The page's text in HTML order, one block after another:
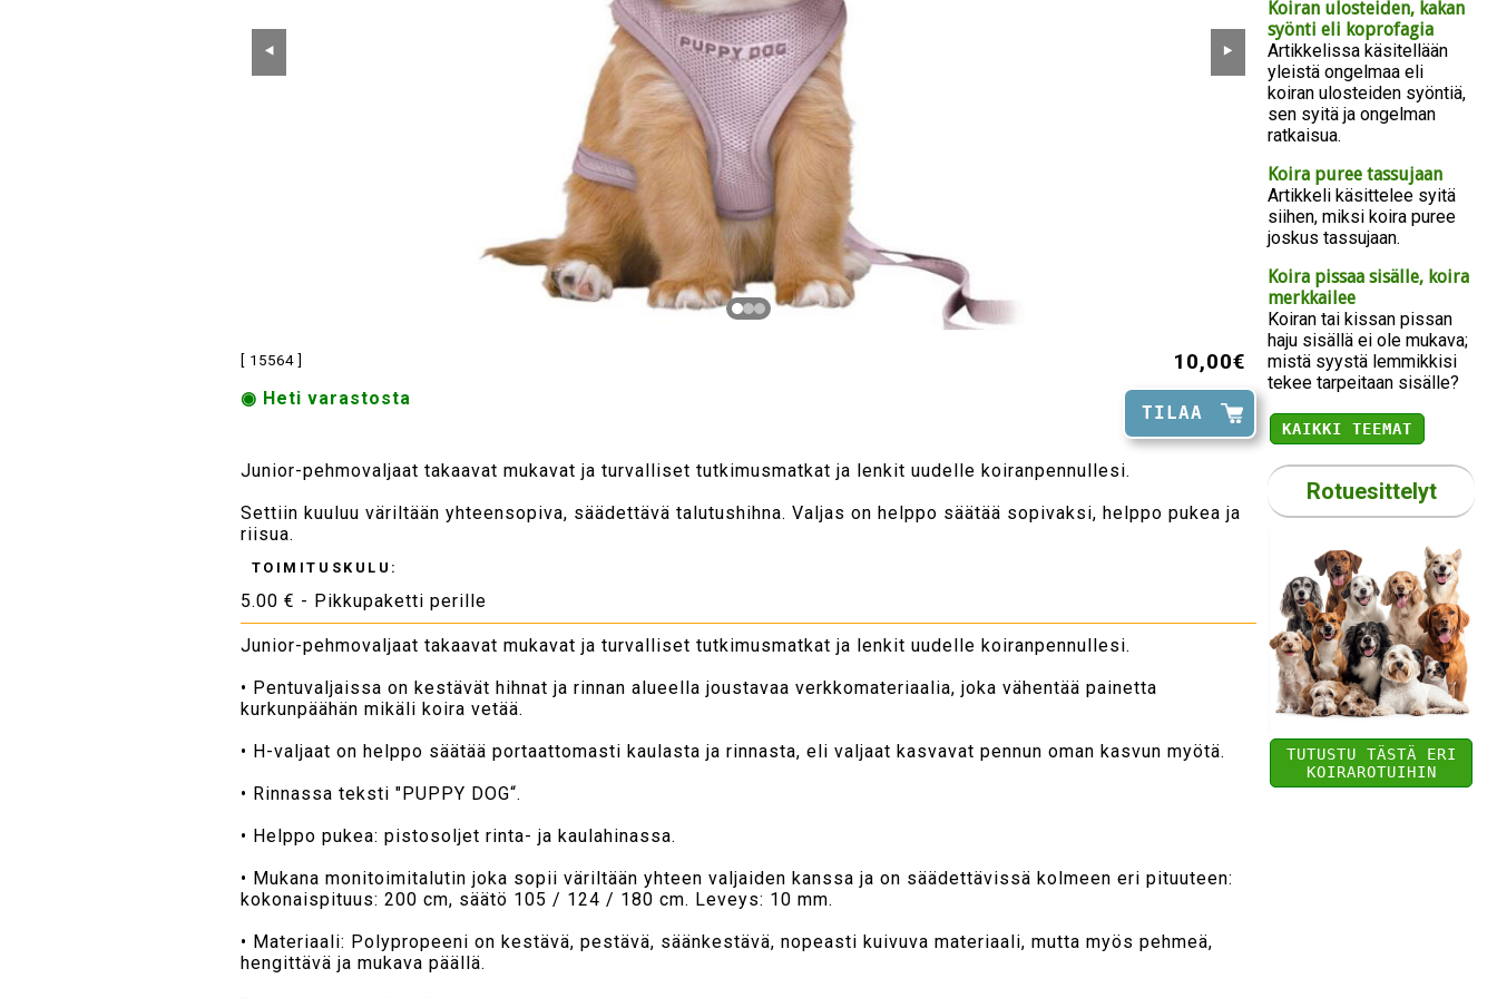
⯇ ⯈
[ 15564 ] 10,00€
TILAA
◉ Heti varastosta
Junior-pehmovaljaat takaavat mukavat ja turvalliset tutkimusmatkat ja lenkit uudelle koiranpennullesi.
Settiin kuuluu väriltään yhteensopiva, säädettävä talutushihna. Valjas on helppo säätää sopivaksi, helppo pukea ja
riisua.
TOIMITUSKULU:
5.00 € - Pikkupaketti perille
Junior-pehmovaljaat takaavat mukavat ja turvalliset tutkimusmatkat ja lenkit uudelle koiranpennullesi.
• Pentuvaljaissa on kestävät hihnat ja rinnan alueella joustavaa verkkomateriaalia, joka vähentää painetta
kurkunpäähän mikäli koira vetää.
• H-valjaat on helppo säätää portaattomasti kaulasta ja rinnasta, eli valjaat kasvavat pennun oman kasvun myötä.
• Rinnassa teksti "PUPPY DOG“.
• Helppo pukea: pistosoljet rinta- ja kaulahinassa.
• Mukana monitoimitalutin joka sopii väriltään yhteen valjaiden kanssa ja on säädettävissä kolmeen eri pituuteen:
kokonaispituus: 200 cm, säätö 105 / 124 / 180 cm. Leveys: 10 mm.
• Materiaali: Polypropeeni on kestävä, pestävä, säänkestävä, nopeasti kuivuva materiaali, mutta myös pehmeä,
hengittävä ja mukava päällä.
Koiran ulosteiden, kakan
syönti eli koprofagia
Artikkelissa käsitellään
yleistä ongelmaa eli
koiran ulosteiden syöntiä,
sen syitä ja ongelman
ratkaisua.
Koira puree tassujaan
Artikkeli käsittelee syitä
siihen, miksi koira puree
joskus tassujaan.
Koira pissaa sisälle, koira
merkkailee
Koiran tai kissan pissan
haju sisällä ei ole mukava;
mistä syystä lemmikkisi
tekee tarpeitaan sisälle?
KAIKKI TEEMAT
Rotuesittelyt
TUTUSTU TÄSTÄ ERI
KOIRAROTUIHIN